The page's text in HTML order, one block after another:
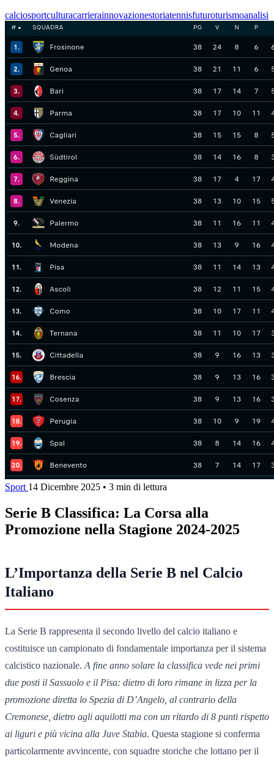
calciosportculturacarrierainnovazionestoriatennisfuturoturismoanalisi
Sport 14 Dicembre 2025 • 3 min di lettura
Serie B Classifica: La Corsa alla
Promozione nella Stagione 2024-2025
L’Importanza della Serie B nel Calcio
Italiano
La Serie B rappresenta il secondo livello del calcio italiano e
costituisce un campionato di fondamentale importanza per il sistema
calcistico nazionale. A fine anno solare la classifica vede nei primi
due posti il Sassuolo e il Pisa: dietro di loro rimane in lizza per la
promozione diretta lo Spezia di D’Angelo, al contrario della
Cremonese, dietro agli aquilotti ma con un ritardo di 8 punti rispetto
ai liguri e più vicina alla Juve Stabia. Questa stagione si conferma
particolarmente avvincente, con squadre storiche che lottano per il